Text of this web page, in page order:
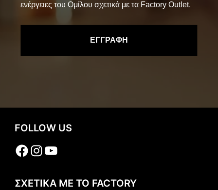
ενέργειες του Ομίλου σχετικά με τα Factory Outlet.
FOLLOW US
Facebook
Instagram
YouTube
ΣΧΕΤΙΚΑ ΜΕ ΤΟ FACTORY